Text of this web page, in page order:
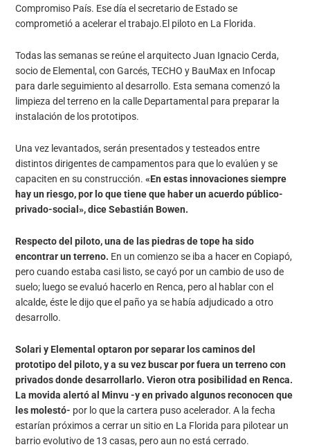
Compromiso País. Ese día el secretario de Estado se
comprometió a acelerar el trabajo.El piloto en La Florida.
Todas las semanas se reúne el arquitecto Juan Ignacio Cerda,
socio de Elemental, con Garcés, TECHO y BauMax en Infocap
para darle seguimiento al desarrollo. Esta semana comenzó la
limpieza del terreno en la calle Departamental para preparar la
instalación de los prototipos.
Una vez levantados, serán presentados y testeados entre
distintos dirigentes de campamentos para que lo evalúen y se
capaciten en su construcción.«En estas innovaciones siempre
hay un riesgo, por lo que tiene que haber un acuerdo público-
privado-social», dice Sebastián Bowen.
Respecto del piloto, una de las piedras de tope ha sido
encontrar un terreno. En un comienzo se iba a hacer en Copiapó,
pero cuando estaba casi listo, se cayó por un cambio de uso de
suelo; luego se evaluó hacerlo en Renca, pero al hablar con el
alcalde, éste le dijo que el paño ya se había adjudicado a otro
desarrollo.
Solari y Elemental optaron por separar los caminos del
prototipo del piloto, y a su vez buscar por fuera un terreno con
privados donde desarrollarlo. Vieron otra posibilidad en Renca.
La movida alertó al Minvu -y en privado algunos reconocen que
les molestó- por lo que la cartera puso acelerador. A la fecha
estarían próximos a cerrar un sitio en La Florida para pilotear un
barrio evolutivo de 13 casas, pero aun no está cerrado.